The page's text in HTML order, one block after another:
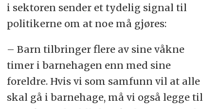
i sektoren sender et tydelig signal til
politikerne om at noe må gjøres:
– Barn tilbringer flere av sine våkne
timer i barnehagen enn med sine
foreldre. Hvis vi som samfunn vil at alle
skal gå i barnehage, må vi også legge til